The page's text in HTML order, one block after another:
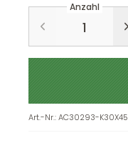
Anzahl
Art.-Nr.:AC30293-K30X45